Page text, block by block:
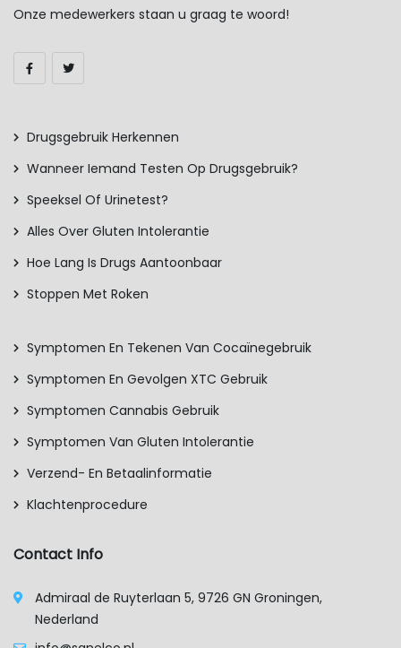
Onze medewerkers staan u graag te woord!
Drugsgebruik Herkennen
Wanneer Iemand Testen Op Drugsgebruik?
Speeksel Of Urinetest?
Alles Over Gluten Intolerantie
Hoe Lang Is Drugs Aantoonbaar
Stoppen Met Roken
Symptomen En Tekenen Van Cocaïnegebruik
Symptomen En Gevolgen XTC Gebruik
Symptomen Cannabis Gebruik
Symptomen Van Gluten Intolerantie
Verzend- En Betaalinformatie
Klachtenprocedure
Contact Info
Admiraal de Ruyterlaan 5, 9726 GN Groningen,
Nederland